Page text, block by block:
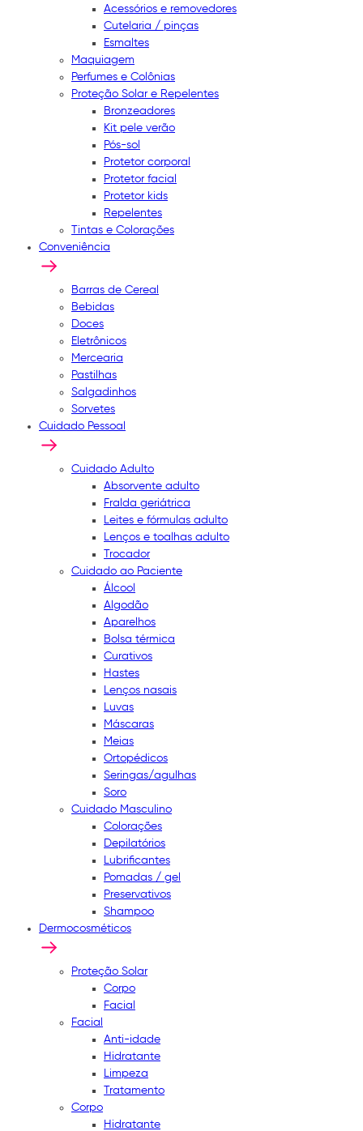
Acessórios e removedores
Cutelaria / pinças
Esmaltes
Maquiagem
Perfumes e Colônias
Proteção Solar e Repelentes
Bronzeadores
Kit pele verão
Pós-sol
Protetor corporal
Protetor facial
Protetor kids
Repelentes
Tintas e Colorações
Conveniência
Barras de Cereal
Bebidas
Doces
Eletrônicos
Mercearia
Pastilhas
Salgadinhos
Sorvetes
Cuidado Pessoal
Cuidado Adulto
Absorvente adulto
Fralda geriátrica
Leites e fórmulas adulto
Lenços e toalhas adulto
Trocador
Cuidado ao Paciente
Álcool
Algodão
Aparelhos
Bolsa térmica
Curativos
Hastes
Lenços nasais
Luvas
Máscaras
Meias
Ortopédicos
Seringas/agulhas
Soro
Cuidado Masculino
Colorações
Depilatórios
Lubrificantes
Pomadas / gel
Preservativos
Shampoo
Dermocosméticos
Proteção Solar
Corpo
Facial
Facial
Anti-idade
Hidratante
Limpeza
Tratamento
Corpo
Hidratante